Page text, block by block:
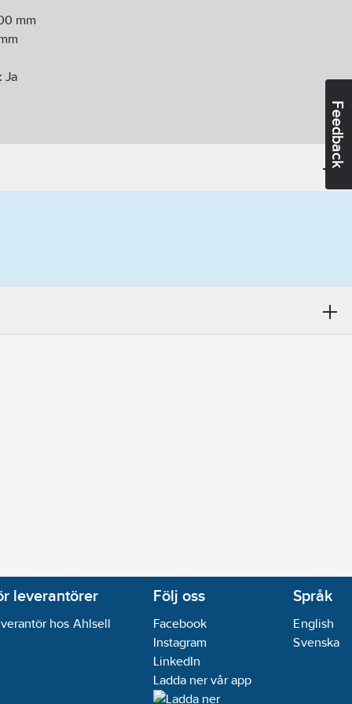
Feedback
mm
Ja
leverantörer
hos Ahlsell
Följ oss
Facebook
Instagram
LinkedIn
Ladda ner vår app
Språk
English
Svenska